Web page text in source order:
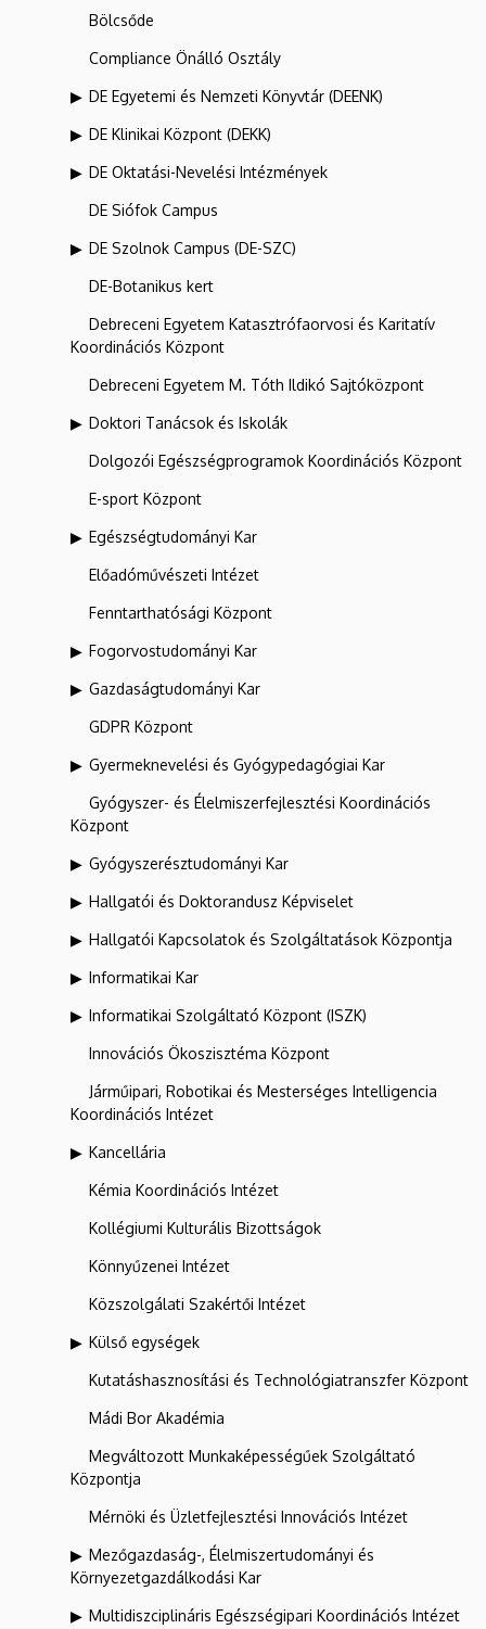
Bölcsőde
Compliance Önálló Osztály
DE Egyetemi és Nemzeti Könyvtár (DEENK)
DE Klinikai Központ (DEKK)
DE Oktatási-Nevelési Intézmények
DE Siófok Campus
DE Szolnok Campus (DE-SZC)
DE-Botanikus kert
Debreceni Egyetem Katasztrófaorvosi és Karitatív
Koordinációs Központ
Debreceni Egyetem M. Tóth Ildikó Sajtóközpont
Doktori Tanácsok és Iskolák
Dolgozói Egészségprogramok Koordinációs Központ
E-sport Központ
Egészségtudományi Kar
Előadóművészeti Intézet
Fenntarthatósági Központ
Fogorvostudományi Kar
Gazdaságtudományi Kar
GDPR Központ
Gyermeknevelési és Gyógypedagógiai Kar
Gyógyszer- és Élelmiszerfejlesztési Koordinációs
Központ
Gyógyszerésztudományi Kar
Hallgatói és Doktorandusz Képviselet
Hallgatói Kapcsolatok és Szolgáltatások Központja
Informatikai Kar
Informatikai Szolgáltató Központ (ISZK)
Innovációs Ökoszisztéma Központ
Járműipari, Robotikai és Mesterséges Intelligencia
Koordinációs Intézet
Kancellária
Kémia Koordinációs Intézet
Kollégiumi Kulturális Bizottságok
Könnyűzenei Intézet
Közszolgálati Szakértői Intézet
Külső egységek
Kutatáshasznosítási és Technológiatranszfer Központ
Mádi Bor Akadémia
Megváltozott Munkaképességűek Szolgáltató
Központja
Mérnöki és Üzletfejlesztési Innovációs Intézet
Mezőgazdaság-, Élelmiszertudományi és
Környezetgazdálkodási Kar
Multidiszciplináris Egészségipari Koordinációs Intézet